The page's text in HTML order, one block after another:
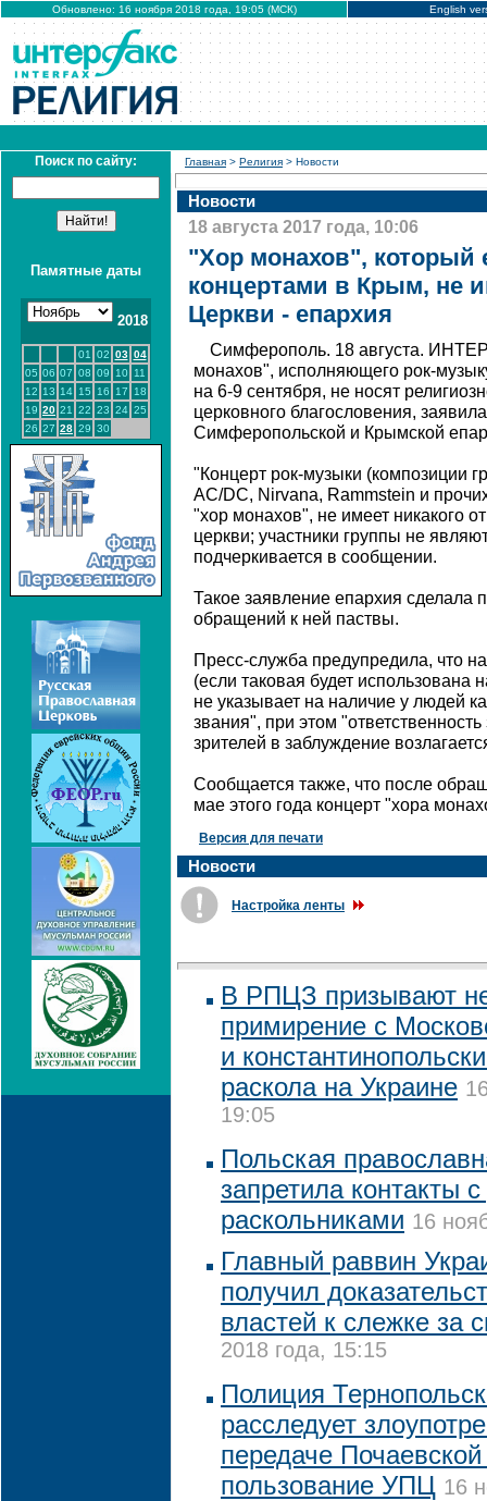
Обновлено: 16 ноября 2018 года, 19:05 (МСК) English
Поиск по сайту:
Памятные даты
2018
01 02 03 04
05 06 07 08 09 10
11
12 13 14 15 16 17
18
19 20 21 22 23 24 25
26 27 28 29 30
Главная > Религия > Новости
Новости
18 августа 2017 года, 10:06
"Хор монахов", который
концертами в Крым, не
Церкви - епархия
Симферополь. 18 августа.
монахов", исполняющего рок-
на 6-9 сентября, не носят
церковного благословения,
Симферопольской и Крымской
"Концерт рок-музыки (композиции
AC/DC, Nirvana, Rammstein и
"хор монахов", не имеет никакого
церкви; участники группы не
подчеркивается в сообщении.
Такое заявление епархия сделала
обращений к ней паствы.
Пресс-служба предупредила, что
(если таковая будет использована
не указывает на наличие у людей
звания", при этом
зрителей в заблуждение
Сообщается также, что после
мае этого года концерт "хора
Версия для печати
Новости
Настройка ленты
В РПЦЗ призывают
примирение с
и
раскола на Украине
19:05
Польская
запретила контакты
раскольниками 16
Главный раввин
получил
властей к слежке за
2018 года, 15:15
Полиция
расследует
передаче
пользование УПЦ 16